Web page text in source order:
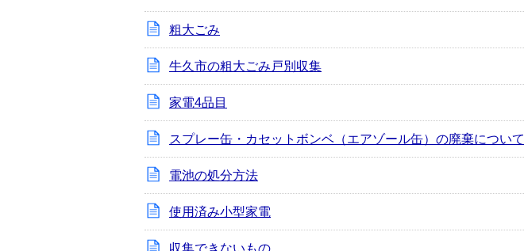
粗大ごみ
牛久市の粗大ごみ戸別収集
家電4品目
スプレー缶・カセットボンベ（エアゾール缶）の廃棄について
電池の処分方法
使用済み小型家電
収集できないもの